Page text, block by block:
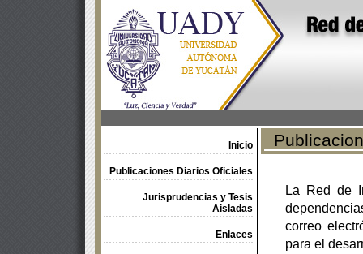
Inicio
Publicaciones Diarios Oficiales
Jurisprudencias y Tesis
Aisladas
Enlaces
La Red de
correo
para el